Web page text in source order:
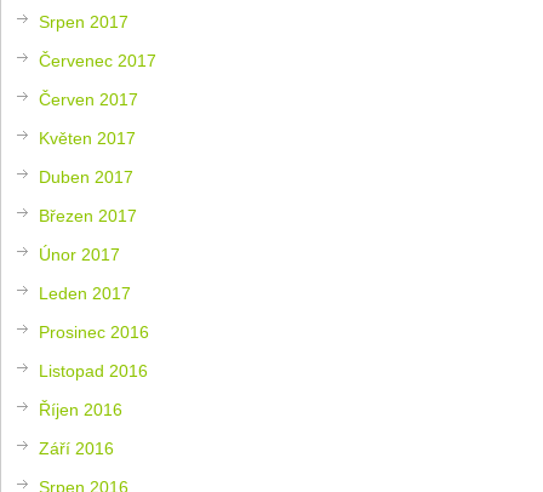
Srpen 2017
Červenec 2017
Červen 2017
Květen 2017
Duben 2017
Březen 2017
Únor 2017
Leden 2017
Prosinec 2016
Listopad 2016
Říjen 2016
Září 2016
Srpen 2016